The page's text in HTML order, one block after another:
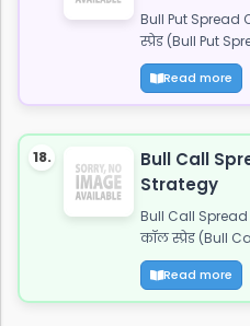
Bull Put Spread
स्प्रेड (Bull Put
Read more
18.
Bull Call
Strategy
Bull Call
कॉल स्प्रेड (Bull
Read more